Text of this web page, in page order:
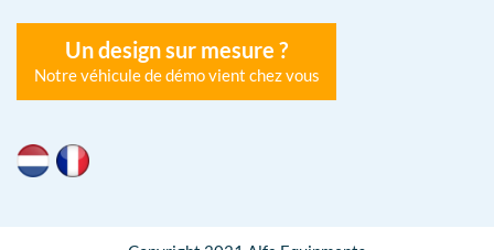
Un design sur mesure ?
Notre véhicule de démo vient chez vous